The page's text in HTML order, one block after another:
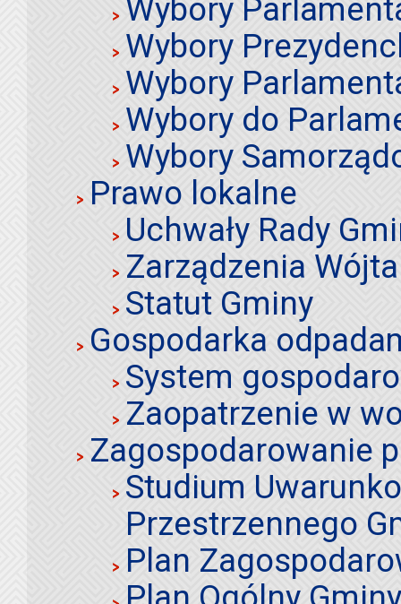
Wybory
Wybory
Wybory
Wybory do
Wybory
Prawo lokalne
Uchwały Rady
Zarządzenia Wójta
Statut Gminy
Gospodarka
System
Zaopatrzenie w
Zagospodarowanie
Studium
Przestrzennego
Plan